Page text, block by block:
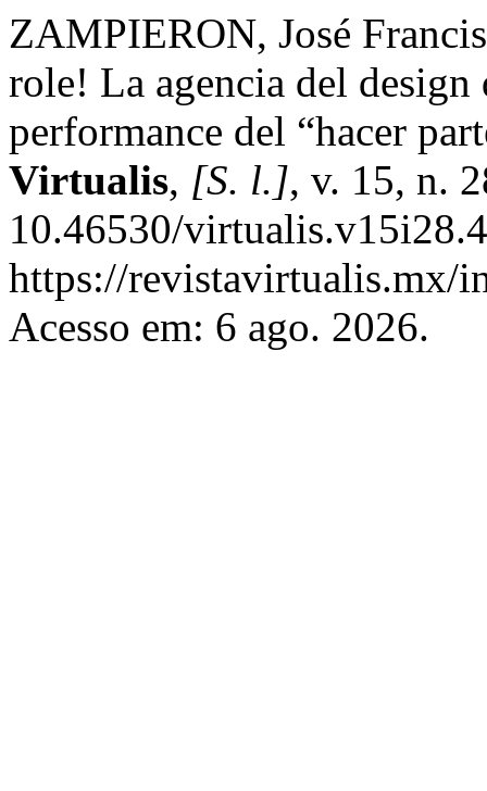
ZAMPIERON, José
role! La agencia del design
performance del “hacer
Virtualis, [S. l.], v. 15, n.
10.46530/
https://revistavirtualis.mx/
Acesso em: 6 ago. 2026.